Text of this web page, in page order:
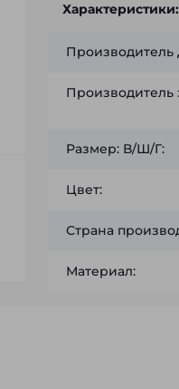
Характеристики:
Производитель
Размер: В/Ш/Г:
Цвет:
Страна
Материал: